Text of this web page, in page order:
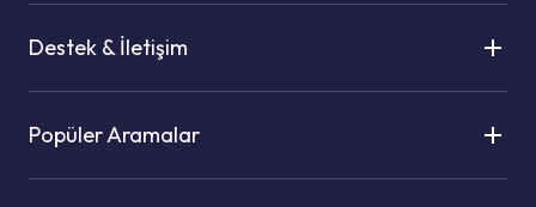
Destek & İletişim
Popüler Aramalar